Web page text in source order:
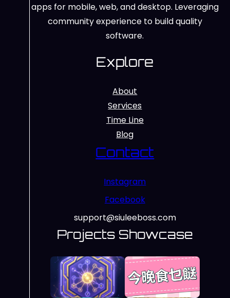
apps for mobile, web, and desktop. Leveraging
community experience to build quality
software.
Explore
About
Services
Time Line
Blog
Contact
Instagram
Facebook
support@siuleeboss.com
Projects Showcase